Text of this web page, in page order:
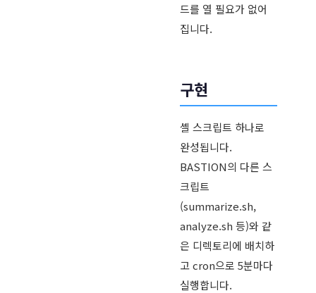
드를 열 필요가 없어
집니다.
구현
셸 스크립트 하나로
완성됩니다.
BASTION의 다른 스
크립트
(summarize.sh,
analyze.sh 등)와 같
은 디렉토리에 배치하
고 cron으로 5분마다
실행합니다.